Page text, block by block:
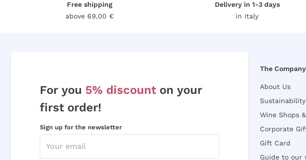
Free shipping
above 69,00 €
Delivery in 1-3 days
in Italy
For you 5% discount on your
first order!
Sign up for the newsletter
The Company
About Us
Sustainability
Wine Shops
Corporate
Gift Card
Guide to our